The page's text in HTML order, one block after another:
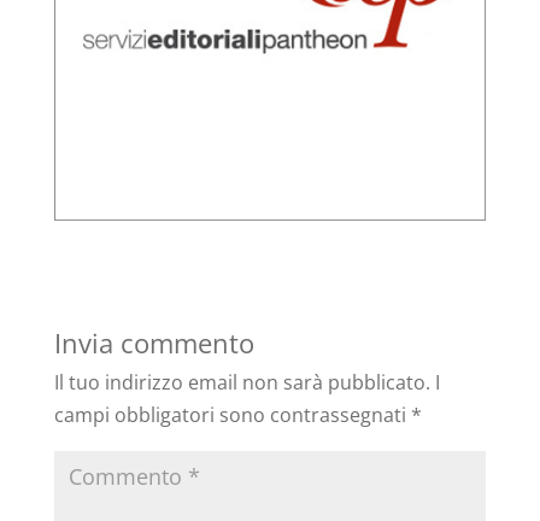
Invia commento
Il tuo indirizzo email non sarà pubblicato. I
campi obbligatori sono contrassegnati *